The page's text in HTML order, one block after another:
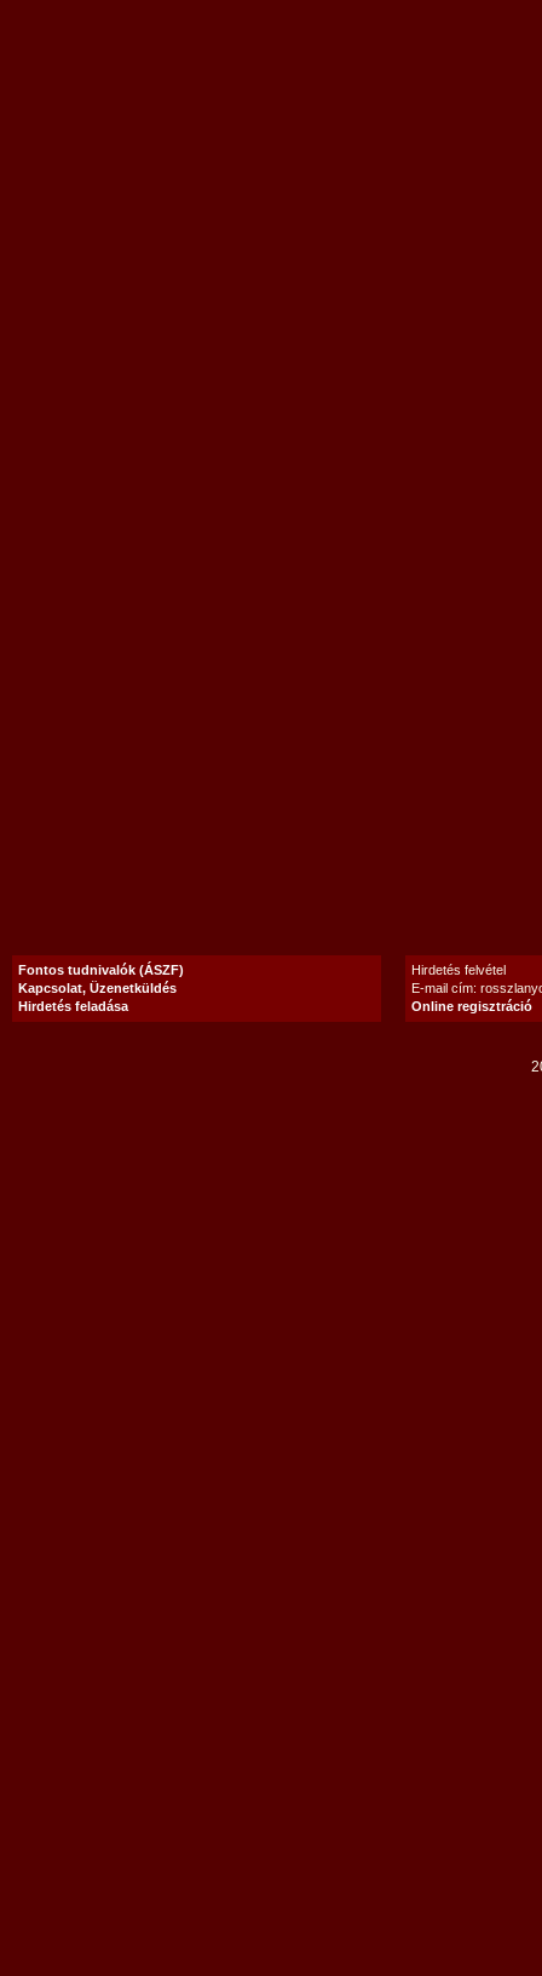
Fontos tudnivalók (ÁSZF)
Kapcsolat, Üzenetküldés
Hirdetés feladása
Hirdetés felvétel
E-mail cím:
Online regisztráció